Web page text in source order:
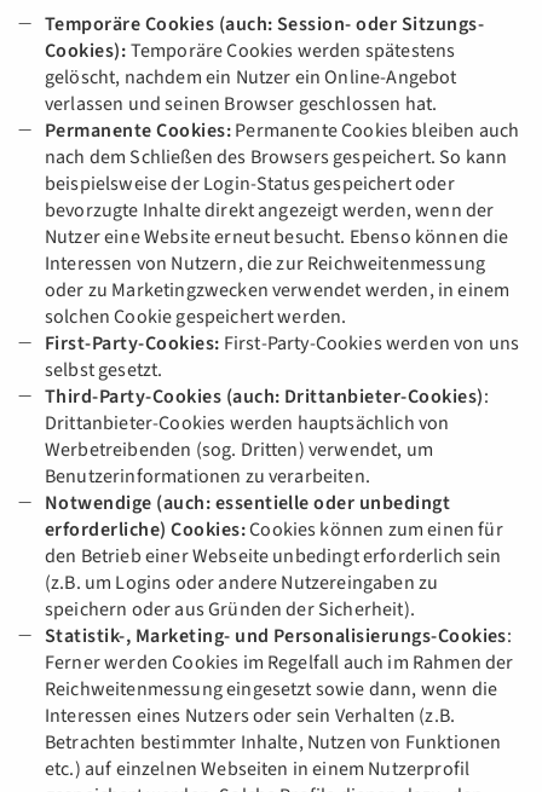
Temporäre Cookies (auch: Session- oder Sitzungs-
Cookies):Temporäre Cookies werden spätestens
gelöscht, nachdem ein Nutzer ein Online-Angebot
verlassen und seinen Browser geschlossen hat.
Permanente Cookies:Permanente Cookies bleiben auch
nach dem Schließen des Browsers gespeichert. So kann
beispielsweise der Login-Status gespeichert oder
bevorzugte Inhalte direkt angezeigt werden, wenn der
Nutzer eine Website erneut besucht. Ebenso können die
Interessen von Nutzern, die zur Reichweitenmessung
oder zu Marketingzwecken verwendet werden, in einem
solchen Cookie gespeichert werden.
First-Party-Cookies: First-Party-Cookies werden von uns
selbst gesetzt.
Third-Party-Cookies (auch: Drittanbieter-Cookies):
Drittanbieter-Cookies werden hauptsächlich von
Werbetreibenden (sog. Dritten) verwendet, um
Benutzerinformationen zu verarbeiten.
Notwendige (auch: essentielle oder unbedingt
erforderliche) Cookies:Cookies können zum einen für
den Betrieb einer Webseite unbedingt erforderlich sein
(z.B. um Logins oder andere Nutzereingaben zu
speichern oder aus Gründen der Sicherheit).
Statistik-, Marketing- und Personalisierungs-Cookies:
Ferner werden Cookies im Regelfall auch im Rahmen der
Reichweitenmessung eingesetzt sowie dann, wenn die
Interessen eines Nutzers oder sein Verhalten (z.B.
Betrachten bestimmter Inhalte, Nutzen von Funktionen
etc.) auf einzelnen Webseiten in einem Nutzerprofil